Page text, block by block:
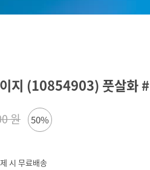
지 (10854903) 풋살화 #
원 50%
시 무료배송